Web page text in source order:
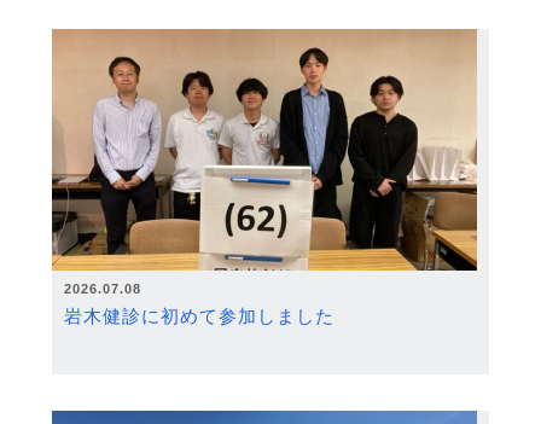
2026.07.08
岩木健診に初めて参加しました